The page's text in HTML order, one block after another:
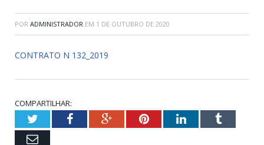
POR ADMINISTRADOR EM 1 DE OUTUBRO DE 2020
CONTRATO N 132_2019
COMPARTILHAR:
TwitterFacebookGoogle+PinterestLinkedInTumblr
Email